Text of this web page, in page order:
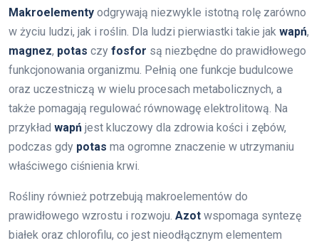
Makroelementy odgrywają niezwykle istotną rolę zarówno
w życiu ludzi, jak i roślin. Dla ludzi pierwiastki takie jak wapń,
magnez, potas czy fosfor są niezbędne do prawidłowego
funkcjonowania organizmu. Pełnią one funkcje budulcowe
oraz uczestniczą w wielu procesach metabolicznych, a
także pomagają regulować równowagę elektrolitową. Na
przykład wapń jest kluczowy dla zdrowia kości i zębów,
podczas gdy potas ma ogromne znaczenie w utrzymaniu
właściwego ciśnienia krwi.
Rośliny również potrzebują makroelementów do
prawidłowego wzrostu i rozwoju. Azot wspomaga syntezę
białek oraz chlorofilu, co jest nieodłącznym elementem